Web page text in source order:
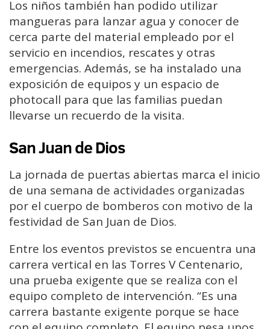
Los niños también han podido utilizar
mangueras para lanzar agua y conocer de
cerca parte del material empleado por el
servicio en incendios, rescates y otras
emergencias. Además, se ha instalado una
exposición de equipos y un espacio de
photocall para que las familias puedan
llevarse un recuerdo de la visita.
San Juan de Dios
La jornada de puertas abiertas marca el inicio
de una semana de actividades organizadas
por el cuerpo de bomberos con motivo de la
festividad de San Juan de Dios.
Entre los eventos previstos se encuentra una
carrera vertical en las Torres V Centenario,
una prueba exigente que se realiza con el
equipo completo de intervención. “Es una
carrera bastante exigente porque se hace